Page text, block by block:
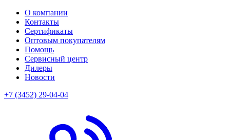
О компании
Контакты
Сертификаты
Оптовым покупателям
Помощь
Сервисный центр
Дилеры
Новости
+7 (3452) 29-04-04